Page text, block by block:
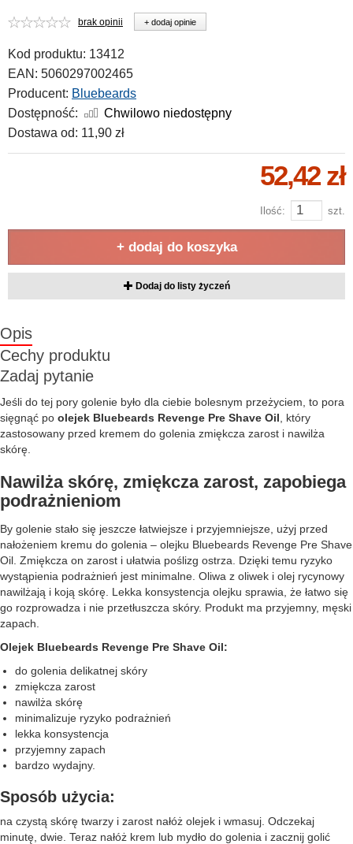
brak opinii + dodaj opinie
Kod produktu: 13412
EAN: 5060297002465
Producent: Bluebeards
Dostępność:
Chwilowo niedostępny
Dostawa od: 11,90 zł
52,42 zł
Ilość: szt.
+ dodaj do koszyka
Dodaj do listy życzeń
Opis
Cechy produktu
Zadaj pytanie
Jeśli do tej pory golenie było dla ciebie bolesnym przeżyciem, to pora
sięgnąć po olejek Bluebeards Revenge Pre Shave Oil , który
zastosowany przed kremem do golenia zmiękcza zarost i nawilża
skórę.
Nawilża skórę, zmiękcza zarost, zapobiega
podrażnieniom
By golenie stało się jeszcze łatwiejsze i przyjemniejsze, użyj przed
nałożeniem kremu do golenia – olejku Bluebeards Revenge Pre Shave
Oil. Zmiękcza on zarost i ułatwia poślizg ostrza. Dzięki temu ryzyko
wystąpienia podrażnień jest minimalne. Oliwa z oliwek i olej rycynowy
nawilżają i koją skórę. Lekka konsystencja olejku sprawia, że łatwo się
go rozprowadza i nie przetłuszcza skóry. Produkt ma przyjemny, męski
zapach.
Olejek Bluebeards Revenge Pre Shave Oil:
do golenia delikatnej skóry
zmiękcza zarost
nawilża skórę
minimalizuje ryzyko podrażnień
lekka konsystencja
przyjemny zapach
bardzo wydajny.
Sposób użycia:
na czystą skórę twarzy i zarost nałóż olejek i wmasuj. Odczekaj
minutę, dwie. Teraz nałóż krem lub mydło do golenia i zacznij golić